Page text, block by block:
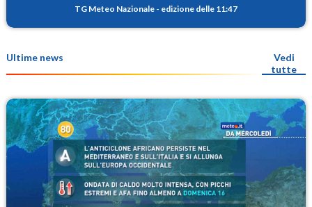
TG Meteo Nazionale - edizione delle 11:47
Ultime news
Vedi
tutte